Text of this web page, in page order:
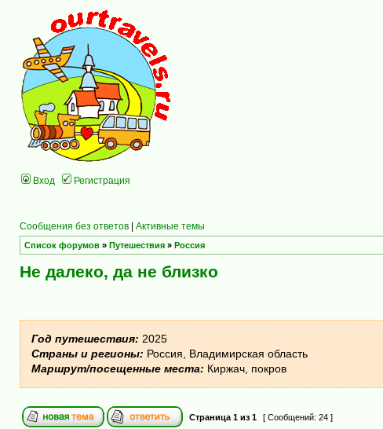
Вход Регистрация
Сообщения без ответов | Активные темы
Список форумов » Путешествия » Россия
Не далеко, да не близко
Год путешествия: 2025
Страны и регионы: Россия, Владимирская область
Маршрут/посещенные места: Киржач, покров
Страница 1 из 1 [ Сообщений: 24 ]